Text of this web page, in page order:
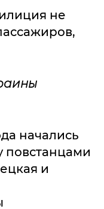
не
начались
повстанцами
и